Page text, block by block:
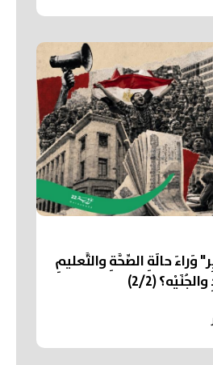
وَراءَ حالَةِ الصِّحَّةِ والتَّعليمِ
(2/2)